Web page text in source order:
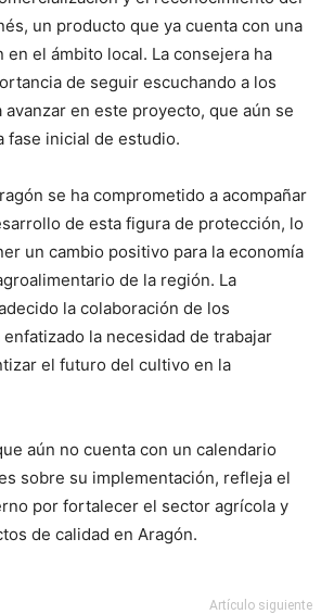
un producto que ya cuenta con una
en el ámbito local. La consejera ha
de seguir escuchando a los
en este proyecto, que aún se
fase inicial de estudio.
se ha comprometido a acompañar
de esta figura de protección, lo
un cambio positivo para la economía
de la región. La
la colaboración de los
la necesidad de trabajar
el futuro del cultivo en la
aún no cuenta con un calendario
sobre su implementación, refleja el
por fortalecer el sector agrícola y
de calidad en Aragón.
Artículo siguiente